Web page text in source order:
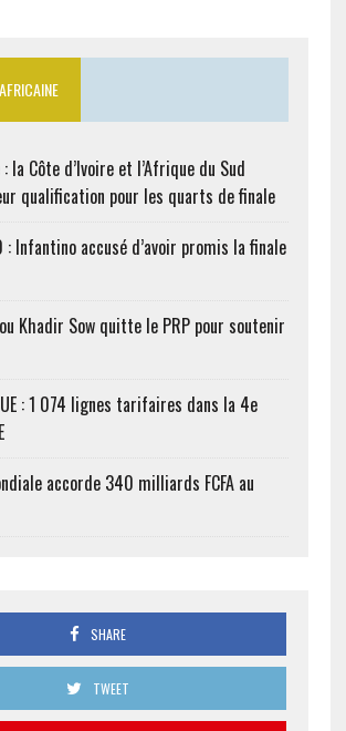
la Côte d’Ivoire et l’Afrique du Sud
qualification pour les quarts de finale
Infantino accusé d’avoir promis la finale
Khadir Sow quitte le PRP pour soutenir
: 1 074 lignes tarifaires dans la 4e
accorde 340 milliards FCFA au
SHARE
TWEET